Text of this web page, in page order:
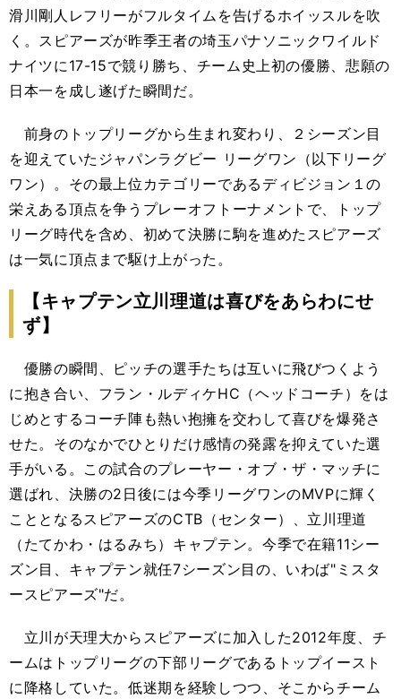
滑川剛人レフリーがフルタイムを告げるホイッスルを吹
く。スピアーズが昨季王者の埼玉パナソニックワイルド
ナイツに17-15で競り勝ち、チーム史上初の優勝、悲願の
日本一を成し遂げた瞬間だ。
前身のトップリーグから生まれ変わり、２シーズン目
を迎えていたジャパンラグビー リーグワン（以下リーグ
ワン）。その最上位カテゴリーであるディビジョン１の
栄えある頂点を争うプレーオフトーナメントで、トップ
リーグ時代を含め、初めて決勝に駒を進めたスピアーズ
は一気に頂点まで駆け上がった。
【キャプテン立川理道は喜びをあらわにせ
ず】
優勝の瞬間、ピッチの選手たちは互いに飛びつくよう
に抱き合い、フラン・ルディケHC（ヘッドコーチ）をは
じめとするコーチ陣も熱い抱擁を交わして喜びを爆発さ
せた。そのなかでひとりだけ感情の発露を抑えていた選
手がいる。この試合のプレーヤー・オブ・ザ・マッチに
選ばれ、決勝の2日後には今季リーグワンのMVPに輝く
こととなるスピアーズのCTB（センター）、立川理道
（たてかわ・はるみち）キャプテン。今季で在籍11シー
ズン目、キャプテン就任7シーズン目の、いわば"ミスタ
ースピアーズ"だ。
立川が天理大からスピアーズに加入した2012年度、チ
ームはトップリーグの下部リーグであるトップイースト
に降格していた。低迷期を経験しつつ、そこからチーム